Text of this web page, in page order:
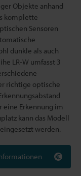
Objekte anhand
komplette
Sensoren
dunkle als auch
LR-W umfasst 3
richtige optische
eine Erkennung im
kann das Modell
werden.